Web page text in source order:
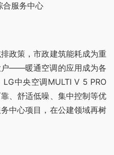
合服务中心
政策，市政建筑能耗成为重
户——暖通空调的应用成为各
中央空调MULTI V 5 PRO
、舒适低噪、集中控制等优
中心项目，在公建领域再树